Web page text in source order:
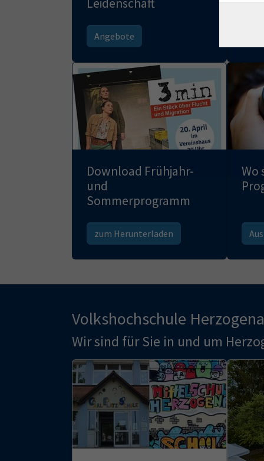
Angebote
Download Frühjahr-
und
Sommerprogramm
zum Herunterladen
Wo
Volkshochschule
Wir sind für Sie in und um